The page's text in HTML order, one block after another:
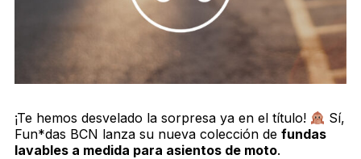
¡Te hemos desvelado la sorpresa ya en el título!
Sí,
Fun*das BCN lanza su nueva colección de fundas
lavables a medida para asientos de moto.